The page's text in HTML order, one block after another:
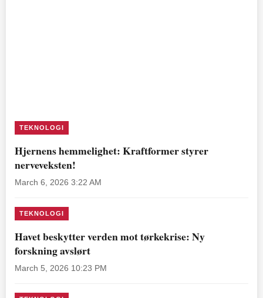
TEKNOLOGI
Hjernens hemmelighet: Kraftformer styrer
nerveveksten!
March 6, 2026 3:22 AM
TEKNOLOGI
Havet beskytter verden mot tørkekrise: Ny
forskning avslørt
March 5, 2026 10:23 PM